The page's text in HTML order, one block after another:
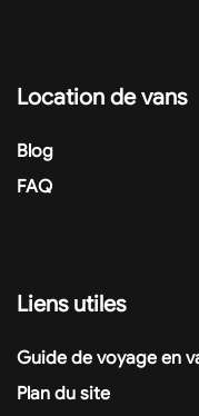
Location de vans
Blog
FAQ
Liens utiles
Guide de voyage en
Plan du site